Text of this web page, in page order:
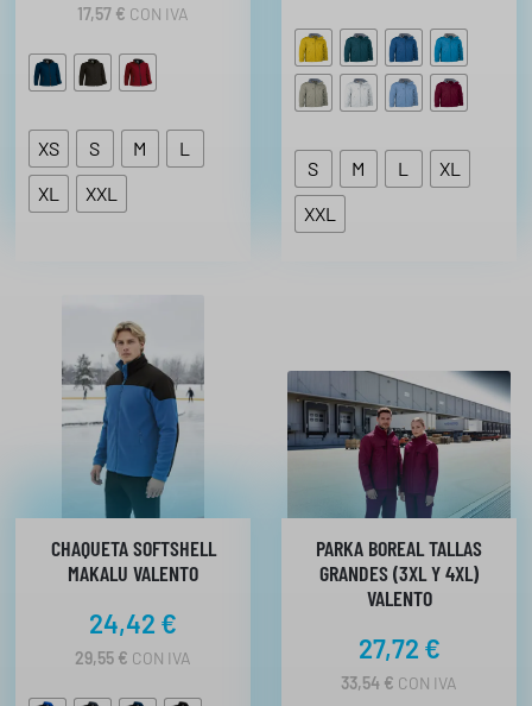
17,57 € CON IVA
XS S M
L
XL
XXL
S M L
XL
XXL
CHAQUETA SOFTSHELL
MAKALU VALENTO
24,42 €
29,55 € CON IVA
PARKA BOREAL TALLAS
GRANDES (3XL Y 4XL)
VALENTO
27,72 €
33,54 € CON IVA